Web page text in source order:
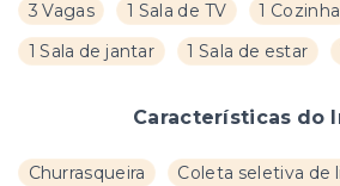
3 Vagas
1 Sala de TV 1 Cozinha
1 Sala de jantar
1 Sala de estar
Características do
Churrasqueira
Coleta seletiva de